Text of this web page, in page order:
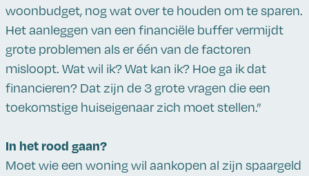
woonbudget, nog wat over te houden om te sparen.
Het aanleggen van een financiële buffer vermijdt
grote problemen als er één van de factoren
misloopt. Wat wil ik? Wat kan ik? Hoe ga ik dat
financieren? Dat zijn de 3 grote vragen die een
toekomstige huiseigenaar zich moet stellen.”
In het rood gaan?
Moet wie een woning wil aankopen al zijn spaargeld